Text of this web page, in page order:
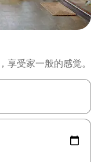
受家一般的感觉。
，或通过点击或滑动手势